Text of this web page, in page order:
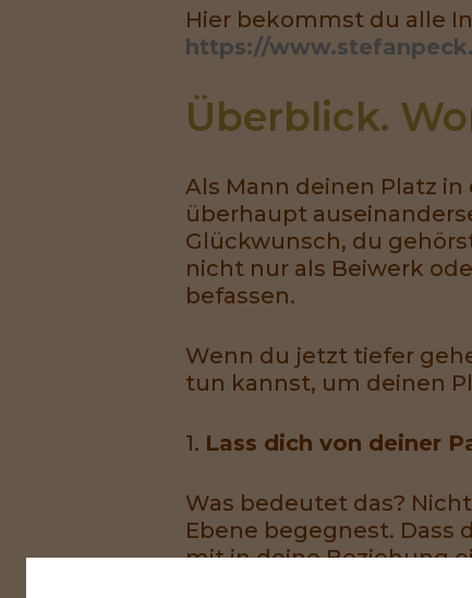
Hier bekommst du alle
https://
Überblick.
Als Mann deinen Platz
überhaupt
Glückwunsch, du
nicht nur als Beiwerk
befassen.
Wenn du jetzt tiefer
tun kannst, um deinen
1. Lass dich von deiner
Was bedeutet das?
Ebene begegnest.
mit in deine Beziehung